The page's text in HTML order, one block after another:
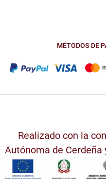
MÉTODOS DE
Realizado con la
Autónoma de Cerdeña